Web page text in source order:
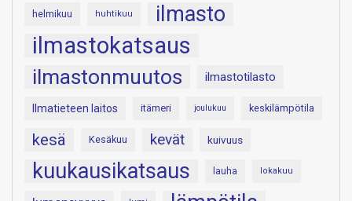
helmikuu huhtikuu ilmasto
ilmastokatsaus
ilmastonmuutos ilmastotilasto
Ilmatieteen laitos itämeri joulukuu keskilämpötila
kesä Kesäkuu kevät kuivuus
kuukausikatsaus lauha lokakuu